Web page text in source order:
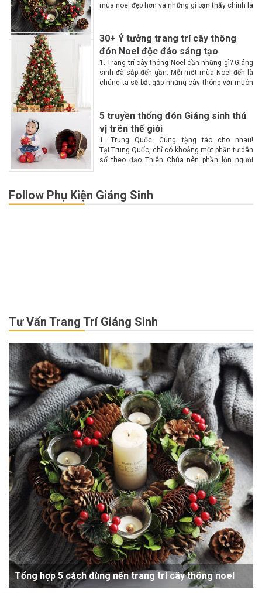
mùa noel đẹp hơn và những gì bạn thấy chính là
30+ Ý tưởng trang trí cây thông
đón Noel độc đáo sáng tạo
1. Trang trí cây thông Noel cần những gì? Giáng
sinh đã sắp đến gần. Mỗi một mùa Noel đến là
chúng ta sẽ bắt gặp những cây thông với muôn
5 truyền thống đón Giáng sinh thú
vị trên thế giới
1. Trung Quốc: Cùng tặng táo cho nhau!
Tại Trung Quốc, chỉ có khoảng một phần tư dân
số theo đạo Thiên Chúa nên phần lớn người
Follow Phụ Kiện Giáng Sinh
Tư Vấn Trang Trí Giáng Sinh
Tổng hợp 5 cách dùng nến trang trí cây thông noel